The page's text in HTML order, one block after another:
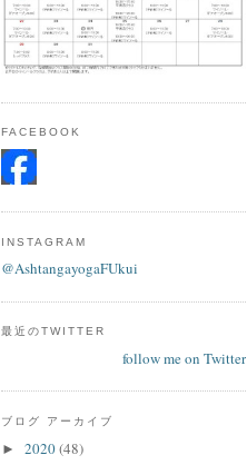
FACEBOOK
INSTAGRAM
@AshtangayogaFUkui
最近のTWITTER
follow me on Twitter
ブログ アーカイブ
► 2020(48)